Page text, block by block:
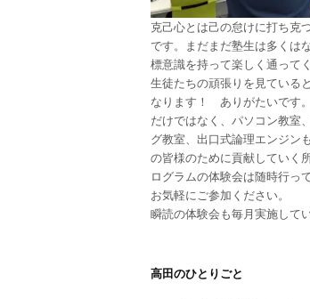
克己心とは己の怠けに打ち克
です。まだまだ塾生は多くは
標意識を持って楽しく通って
生徒たちの頑張りを見ている
なります！ ありがたいです
だけではなく、パソコン教室
グ教室、出口式論理エンジン
の皆様のために貢献していく
ログラムの体験会は随時行っ
お気軽にご参加ください。
瞬読の体験会も毎月実施してい
高田のひとりごと